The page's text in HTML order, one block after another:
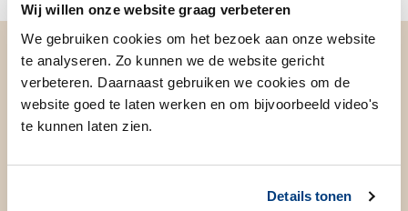
Wij willen onze website graag verbeteren
We gebruiken cookies om het bezoek aan onze website
te analyseren. Zo kunnen we de website gericht
verbeteren. Daarnaast gebruiken we cookies om de
website goed te laten werken en om bijvoorbeeld video's
te kunnen laten zien.
Details tonen
Expertise
om virussen op te sporen die met een PCR-test niet worden